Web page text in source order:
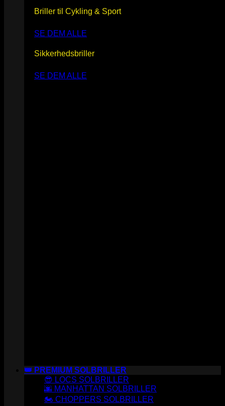
Briller til Cykling & Sport
SE DEM ALLE
Sikkerhedsbriller
SE DEM ALLE
👑 PREMIUM SOLBRILLER
😎 LOCS SOLBRILLER
🌆 MANHATTAN SOLBRILLER
🏍️ CHOPPERS SOLBRILLER